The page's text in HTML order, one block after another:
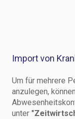
Import von
Um für mehrere
anzulegen,
unter